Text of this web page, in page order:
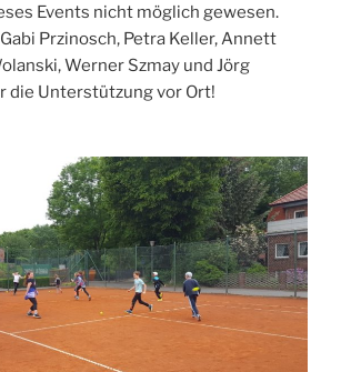
Events nicht möglich gewesen.
Przinosch, Petra Keller, Annett
Werner Szmay und Jörg
die Unterstützung vor Ort!